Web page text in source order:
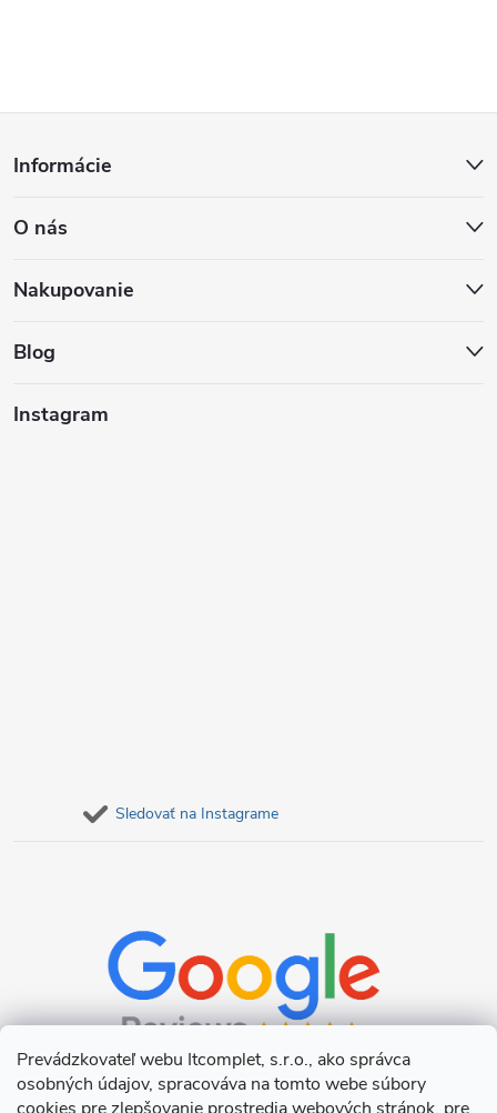
Prevádzkovateľ webu Itcomplet, s.r.o., ako správca
osobných údajov, spracováva na tomto webe súbory
p
ä
Informácie
O nás
Nakupovanie
Blog
Instagram
Sledovať na Instagrame